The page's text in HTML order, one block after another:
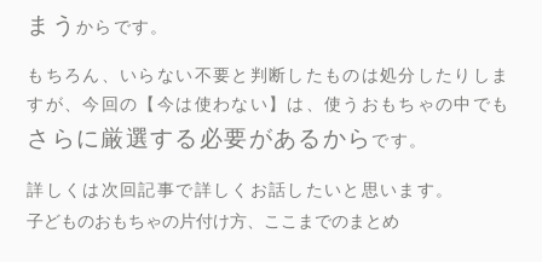
まうからです。
もちろん、いらない不要と判断したものは処分したりしま
すが、今回の【今は使わない】は、使うおもちゃの中でも
さらに厳選する必要があるから です。
詳しくは次回記事で詳しくお話したいと思います。
子どものおもちゃの片付け方、ここまでのまとめ